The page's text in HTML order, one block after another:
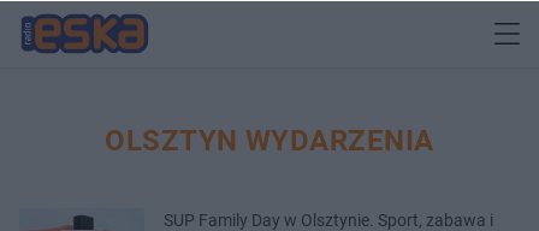
OLSZTYN WYDARZENIA
SUP Family Day w Olsztynie. Sport, zabawa i